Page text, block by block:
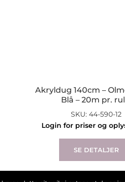
Akryldug 140cm –
Blå – 20m pr.
SKU: 44-590-12
Login for priser og
SE DETALJER